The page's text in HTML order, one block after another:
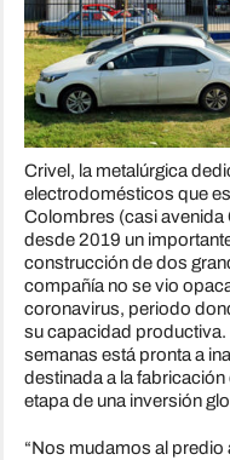
Crivel, la metalúrgica
electrodomésticos que
Colombres (casi avenida
desde 2019 un
construcción de dos
compañía no se vio
coronavirus, periodo
su capacidad productiva.
semanas está pronta a
destinada a la
etapa de una inversión
“Nos mudamos al predio